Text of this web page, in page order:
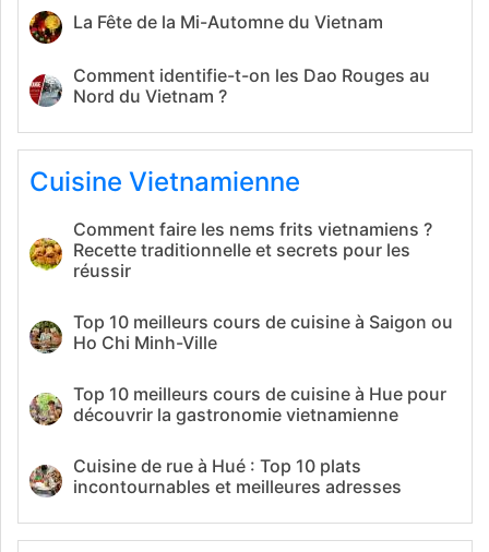
La Fête de la Mi-Automne du Vietnam
Comment identifie-t-on les Dao Rouges au
Nord du Vietnam ?
Cuisine Vietnamienne
Comment faire les nems frits vietnamiens ?
Recette traditionnelle et secrets pour les
réussir
Top 10 meilleurs cours de cuisine à Saigon ou
Ho Chi Minh-Ville
Top 10 meilleurs cours de cuisine à Hue pour
découvrir la gastronomie vietnamienne
Cuisine de rue à Hué : Top 10 plats
incontournables et meilleures adresses